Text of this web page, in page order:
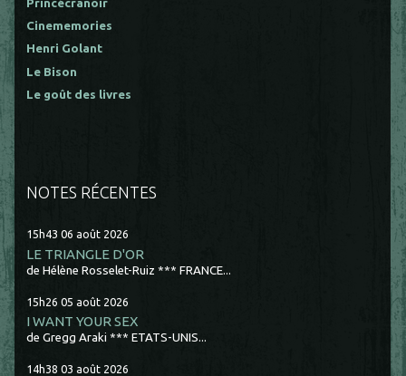
Princécranoir
Cinememories
Henri Golant
Le Bison
Le goût des livres
NOTES RÉCENTES
15h43 06 août 2026
LE TRIANGLE D'OR
de Hélène Rosselet-Ruiz *** FRANCE...
15h26 05 août 2026
I WANT YOUR SEX
de Gregg Araki *** ETATS-UNIS...
14h38 03 août 2026